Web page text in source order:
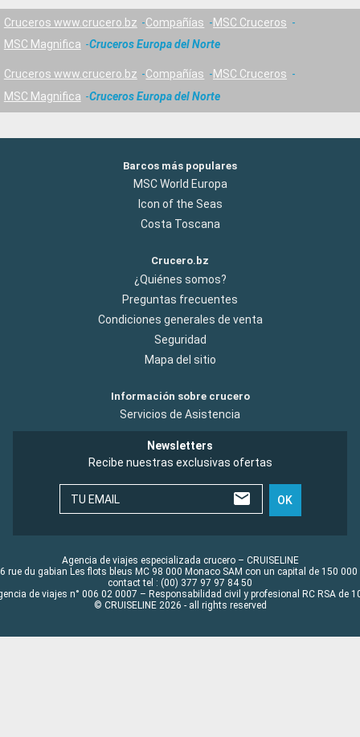
Cruceros www.crucero.bz Compañías
MSC Cruceros
MSC Magnifica
Cruceros Europa del Norte
Cruceros www.crucero.bz Compañías
MSC Cruceros
MSC Magnifica
Cruceros Europa del Norte
Barcos más populares
MSC World Europa
Icon of the Seas
Costa Toscana
Crucero.bz
¿Quiénes somos?
Preguntas frecuentes
Condiciones generales de venta
Seguridad
Mapa del sitio
Información sobre crucero
Servicios de Asistencia
Newsletters
Recibe nuestras exclusivas ofertas
TU EMAIL OK
Agencia de viajes especializada crucero – CRUISELINE
rue du gabian Les flots bleus MC 98 000 Monaco SAM con un capital de 150 000
contact tel : (00) 377 97 97 84 50
de viajes n° 006 02 0007 – Responsabilidad civil y profesional RC RSA de
© CRUISELINE 2026 - all rights reserved